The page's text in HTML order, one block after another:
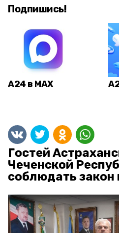
Подпишись!
А24 в MAX
Гостей
Чеченской
соблюдать закон